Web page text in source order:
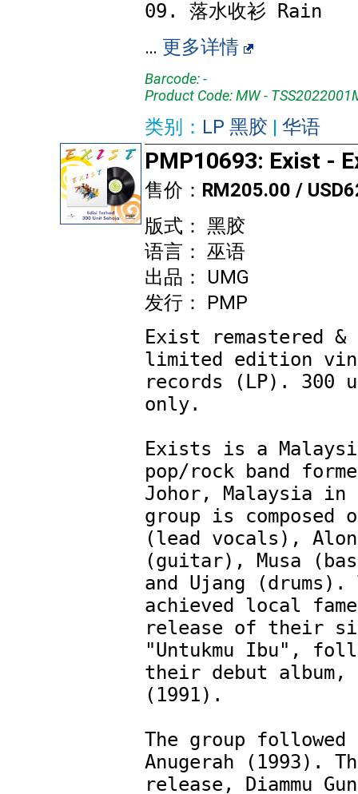
… 更多详情
Barcode: -
Product Code: MW -
类别： LP 黑胶 | 华语
PMP10693: Exist -
售价： RM205.00 /
版式： 黑胶
语言： 巫语
出品： UMG
发行： PMP
Exist remastered &
limited edition
records (LP). 300
only.
Exists is a
pop/rock band
Johor, Malaysia in
group is composed
(lead vocals),
(guitar), Musa
and Ujang (drums).
achieved local
release of their
"Untukmu Ibu",
their debut album,
(1991).
The group followed
Anugerah (1993).
release, Diammu